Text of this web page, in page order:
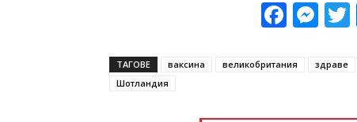
ТАГОВЕ ваксина великобритания здраве
Шотландия